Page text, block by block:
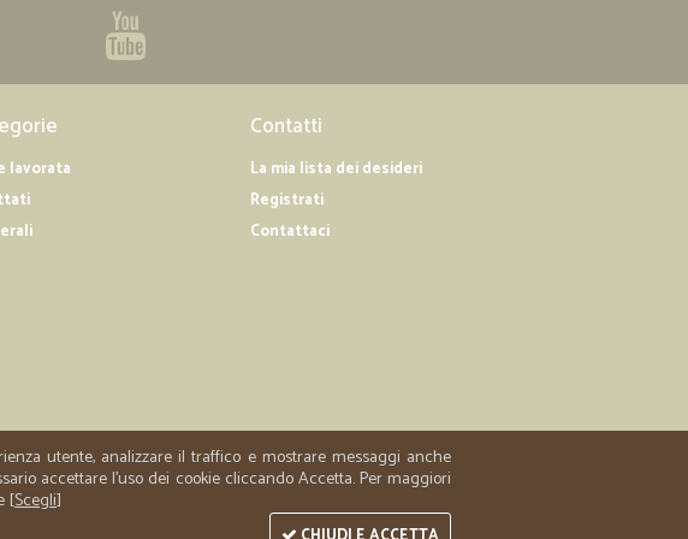
Paola S.
tranne per il fatto che…
per il periodo.
lavorata
Contatti
La mia lista dei desideri
Registrati
Contattaci
utente, analizzare il traffico e mostrare messaggi anche
accettare l'uso dei cookie cliccando Accetta. Per maggiori
[Scegli]